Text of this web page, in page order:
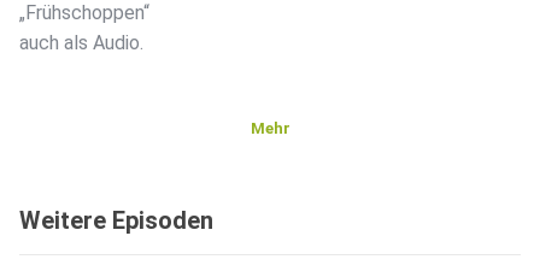
„Frühschoppen“
auch als Audio.
Mehr
Weitere Episoden